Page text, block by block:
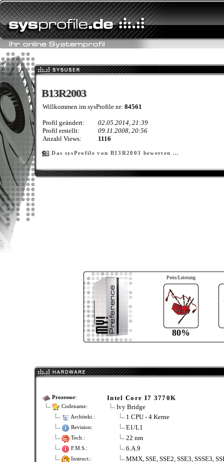
B13R2003
B13R2003
Willkommen im sysProfile nr: 84561
Profil geändert:
02.05.2014, 21:39
Profil erstellt:
09.11.2008, 20:56
Anzahl Views:
1116
Das sysProfile von B13R2003 bewerten ...
Preis/Leistung
80%
Prozessor: Intel Core I7 3770K
Codename: Ivy Bridge
Architekt.: 1 CPU - 4 Kerne
Revision: E1/L1
Tech.: 22 nm
F.M.S.: 6.A.9
Instruct.: MMX, SSE, SSE2, SSE3, SSSE3,